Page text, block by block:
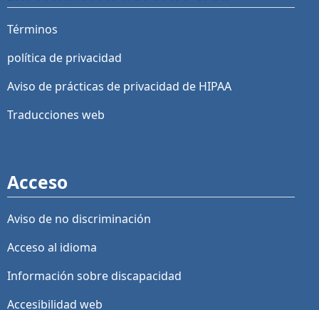
Términos
política de privacidad
Aviso de prácticas de privacidad de HIPAA
Traducciones web
Acceso
Aviso de no discriminación
Acceso al idioma
Información sobre discapacidad
Accesibilidad web